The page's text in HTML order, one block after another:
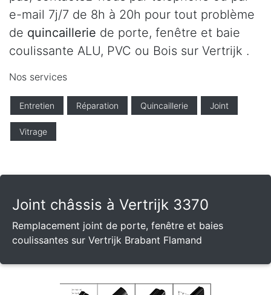
e-mail 7j/7 de 8h à 20h pour tout problème
de quincaillerie de porte, fenêtre et baie
coulissante ALU, PVC ou Bois sur Vertrijk .
Nos services
Entretien Réparation Quincaillerie Joint
Vitrage
Joint châssis à Vertrijk 3370
Remplacement joint de porte, fenêtre et baies
coulissantes sur Vertrijk Brabant Flamand